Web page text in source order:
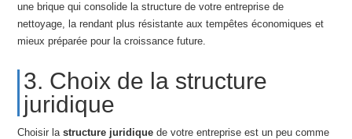
une brique qui consolide la structure de votre entreprise de
nettoyage, la rendant plus résistante aux tempêtes économiques et
mieux préparée pour la croissance future.
3. Choix de la structure
juridique
Choisir lastructure juridique de votre entreprise est un peu comme